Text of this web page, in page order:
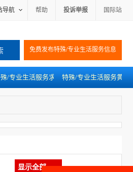
导航 帮助 投诉举报 国际站
免费发布特殊/专业生活服务信息
特殊/专业生活服务黄页
/专业生活服务求购
显示全部